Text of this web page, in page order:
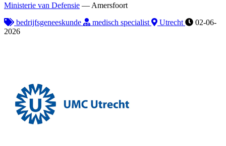
Ministerie van Defensie — Amersfoort
bedrijfsgeneeskunde
medisch specialist Utrecht
02-06-
2026